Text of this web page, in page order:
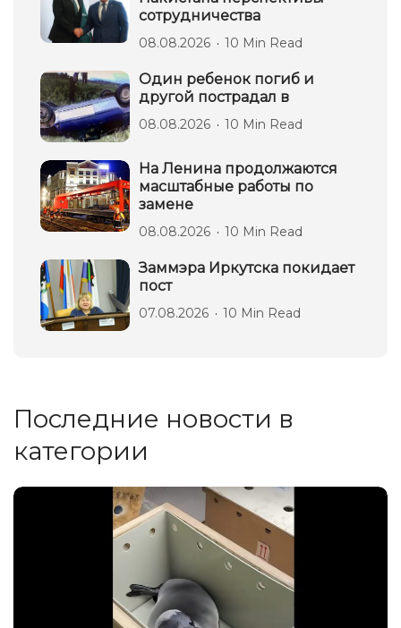
сотрудничества
08.08.2026 10 Min Read
Один ребенок погиб и
другой пострадал в
08.08.2026 10 Min Read
На Ленина продолжаются
масштабные работы по
замене
08.08.2026 10 Min Read
Заммэра Иркутска покидает
пост
07.08.2026 10 Min Read
Последние новости в
категории